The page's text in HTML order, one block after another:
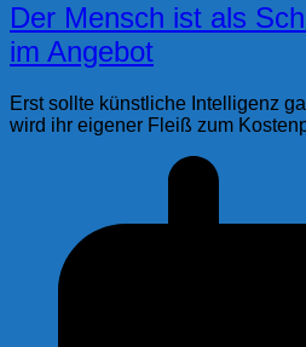
Der Mensch ist als
im Angebot
Erst sollte künstliche Intelligenz
wird ihr eigener Fleiß zum